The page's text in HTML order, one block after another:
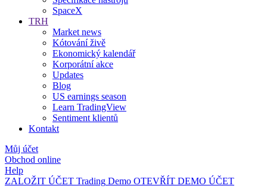
SpaceX
TRH
Market news
Kótování živě
Ekonomický kalendář
Korporátní akce
Updates
Blog
US earnings season
Learn TradingView
Sentiment klientů
Kontakt
Můj účet
Obchod online
Help
ZALOŽIT ÚČET Trading Demo OTEVŘÍT DEMO ÚČET